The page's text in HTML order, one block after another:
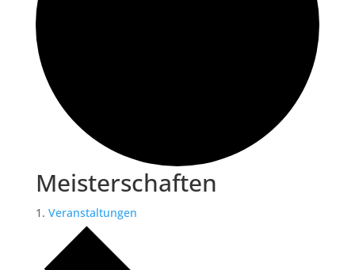
Meisterschaften
Veranstaltungen